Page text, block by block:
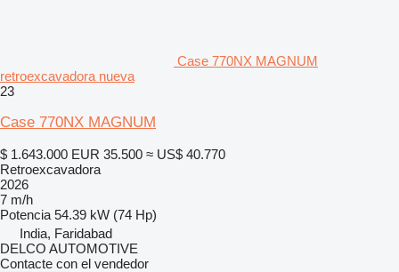
Case 770NX MAGNUM
retroexcavadora nueva
23
Case 770NX MAGNUM
$ 1.643.000 EUR 35.500 ≈ US$ 40.770
Retroexcavadora
2026
7 m/h
Potencia 54.39 kW (74 Hp)
India, Faridabad
DELCO AUTOMOTIVE
Contacte con el vendedor